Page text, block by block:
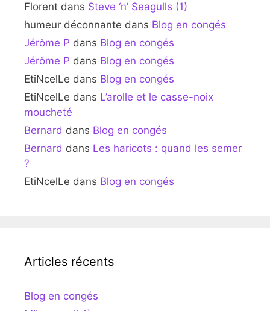
Florent dans Steve ‘n’ Seagulls (1)
humeur déconnante dans Blog en congés
Jérôme P dans Blog en congés
Jérôme P dans Blog en congés
EtiNcelLe dans Blog en congés
EtiNcelLe dans L’arolle et le casse-noix
moucheté
Bernard dans Blog en congés
Bernard dans Les haricots : quand les semer
?
EtiNcelLe dans Blog en congés
Articles récents
Blog en congés